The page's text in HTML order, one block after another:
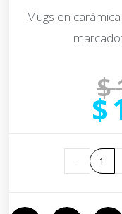
Mugs en
$
$
-